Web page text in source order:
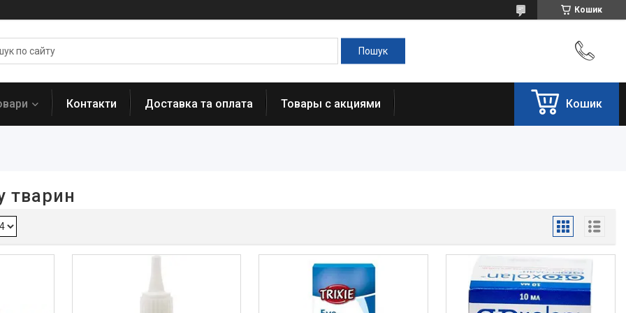
Кошик
Контакти Доставка та оплата Товары с акциями Кошик
тварин